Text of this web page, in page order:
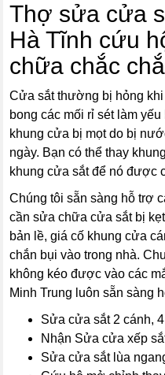
Thợ sửa cửa
Hà Tĩnh cứu
chữa chắc
Cửa sắt thường bị hỏng
bong các mối rỉ sét làm
khung cửa bị mọt do bị
ngày. Bạn có thể thay
khung cửa sắt để nó được
Chúng tôi sẵn sàng hỗ trợ
cần sửa chữa cửa sắt bị
bản lề, giá cố khung cửa
chắn bụi vào trong nhà.
không kéo được vào các
Minh Trung luôn sẵn sàng
Sửa cửa sắt 2 cánh,
Nhận Sửa cửa xếp
Sửa cửa sắt lùa